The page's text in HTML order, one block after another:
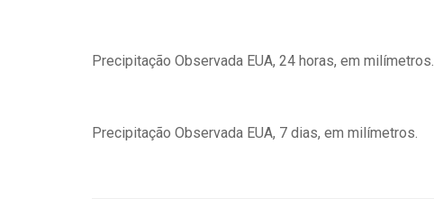
Precipitação Observada EUA, 24 horas, em milímetros.
Precipitação Observada EUA, 7 dias, em milímetros.